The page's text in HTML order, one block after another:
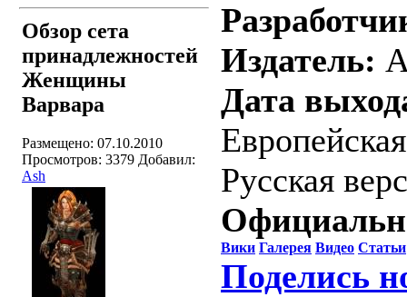
Обзор cета
принадлежностей
Женщины
Варвара
Размещено: 07.10.2010
Просмотров: 3379 Добавил:
Ash
Издатель:
Дата
Русская
Вики Галерея Видео Статьи
Поделись